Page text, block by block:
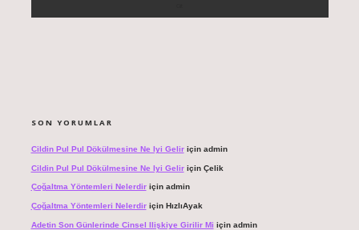
SON YORUMLAR
Cildin Pul Pul Dökülmesine Ne Iyi Geliriçin admin
Cildin Pul Pul Dökülmesine Ne Iyi Geliriçin Çelik
Çoğaltma Yöntemleri Nelerdiriçin admin
Çoğaltma Yöntemleri Nelerdiriçin HızlıAyak
Adetin Son Günlerinde Cinsel Ilişkiye Girilir Mi için admin